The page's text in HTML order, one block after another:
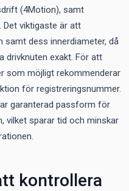
(4Motion), samt
Det viktigaste är att
samt dess innerdiameter, då
drivknuten exakt. För att
som möjligt rekommenderar
för registreringsnummer.
garanterad passform för
vilket sparar tid och minskar
kontrollera